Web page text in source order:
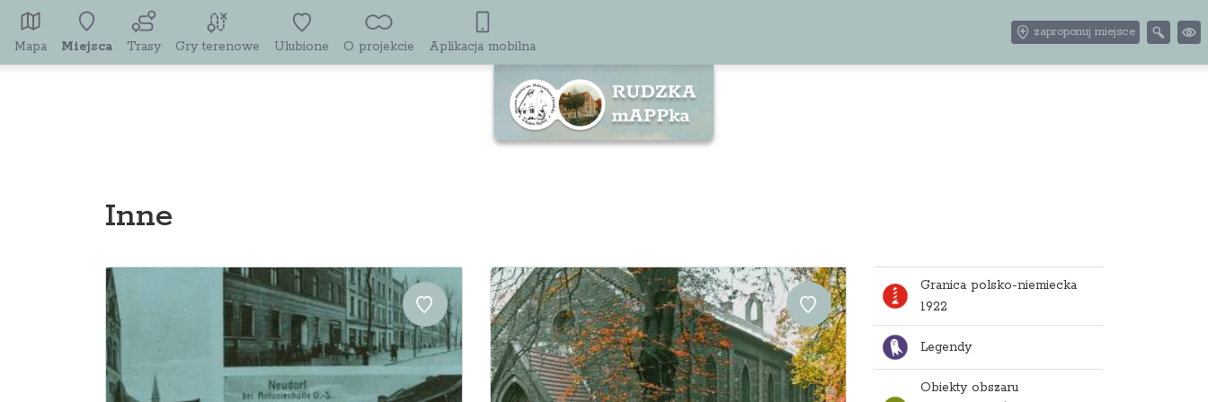
Mapa Miejsca Trasy Gry terenowe Ulubione O projekcie Aplikacja mobilna
zaproponuj miejsce
Inne
Granica polsko-niemiecka
1922
Legendy
Obiekty obszaru